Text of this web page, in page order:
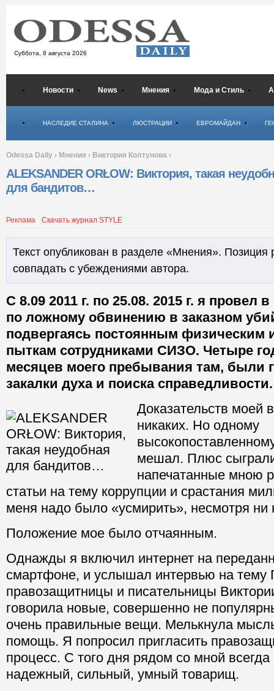
Суббота, 8 августа 2026
Новости News Мнения Мода и Стиль
НАСЛЕДИЕ СТАЛИНА ЛЮСТРАЦИИ ЕВРОМАЙДАН
Odessa Daily › Мнения › Виктория Колтунова ›
ALEKSANDER ORŁOW: Виктория, такая
для бандитов…
Реклама Скачать журнал STYLE
Текст опубликован в разделе «Мнения». Позиция
совпадать с убеждениями автора.
С 8.09 2011 г. по 25.08. 2015 г. я провел
по ложному обвинению в заказном
подвергаясь постоянным
пыткам сотрудниками СИЗО. Четыре
месяцев моего пребывания там, были
закалки духа и поиска справедливости.
Доказательств моей
никаких. Но одному
мешал. Плюс
напечатанные мною
статьи на тему коррупции и срастания
меня надо было «усмирить», несмотря ни
Положение мое было отчаянным.
Однажды я включил интернет на
смартфоне, и услышал интервью на тему
правозащитницы и писательницы
говорила новые, совершенно не
очень правильные вещи. Мелькнула
помощь. Я попросил пригласить
процесс. С того дня рядом со мной всегда
надежный, сильный, умный товарищ.